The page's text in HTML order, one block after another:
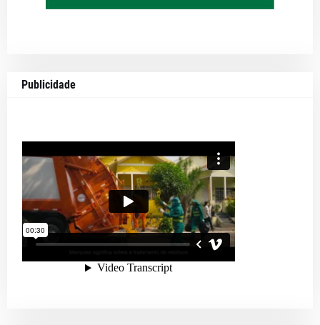
Publicidade